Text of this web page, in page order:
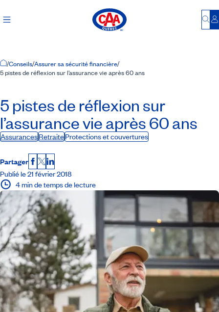
Accueil
/Conseils/Assurer sa sécurité financière/
5 pistes de réflexion sur l’assurance vie après 60 ans
5 pistes de réflexion sur
l’assurance vie après 60 ans
AssurancesRetraiteProtections et couvertures
Partager Facebook
X LinkedIn
Publié le 21 février 2018
4 min de temps de lecture